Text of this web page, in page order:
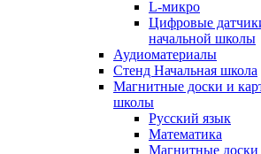
L-микро
Цифровые
начальной школы
Аудиоматериалы
Стенд Начальная школа
Магнитные доски и
школы
Русский язык
Математика
Магнитные доски